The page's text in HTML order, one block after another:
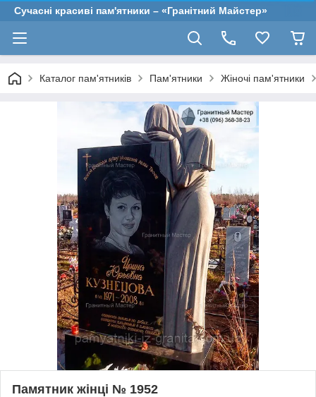
Сучасні красиві пам'ятники – «Гранітний Майстер»
Каталог пам'ятників Пам'ятники Жіночі пам'ятники
Памятник жінці № 1952